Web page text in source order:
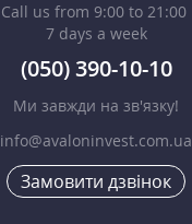
Call us from 9:00 to 21:00
7 days a week
(050) 390-10-10
Ми завжди на зв'язку!
info@avaloninvest.com.ua
Замовити дзвінок